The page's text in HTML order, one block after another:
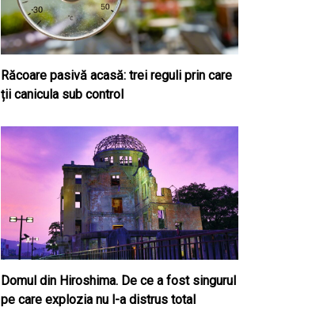
Răcoare pasivă acasă: trei reguli prin care
ții canicula sub control
Domul din Hiroshima. De ce a fost singurul
pe care explozia nu l-a distrus total